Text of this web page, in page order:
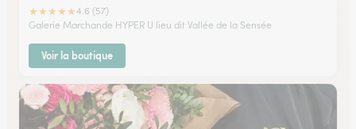
★★★★★4.6 (57)
Galerie Marchande HYPER U lieu dit Vallée de la Sensée
Voir la boutique